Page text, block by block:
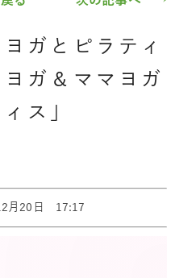
ガとピラティ
ガ＆ママヨガ
ス」
月20日 17:17